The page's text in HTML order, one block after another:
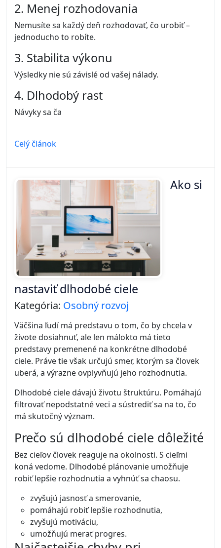
2. Menej rozhodovania
Nemusíte sa každý deň rozhodovať, čo urobiť –
jednoducho to robíte.
3. Stabilita výkonu
Výsledky nie sú závislé od vašej nálady.
4. Dlhodobý rast
Návyky sa ča
Celý článok
Ako si
nastaviť dlhodobé ciele
Kategória: Osobný rozvoj
Väčšina ľudí má predstavu o tom, čo by chcela v
živote dosiahnuť, ale len málokto má tieto
predstavy premenené na konkrétne dlhodobé
ciele. Práve tie však určujú smer, ktorým sa človek
uberá, a výrazne ovplyvňujú jeho rozhodnutia.
Dlhodobé ciele dávajú životu štruktúru. Pomáhajú
filtrovať nepodstatné veci a sústrediť sa na to, čo
má skutočný význam.
Prečo sú dlhodobé ciele dôležité
Bez cieľov človek reaguje na okolnosti. S cieľmi
koná vedome. Dlhodobé plánovanie umožňuje
robiť lepšie rozhodnutia a vyhnúť sa chaosu.
zvyšujú jasnosť a smerovanie,
pomáhajú robiť lepšie rozhodnutia,
zvyšujú motiváciu,
umožňujú merať progres.